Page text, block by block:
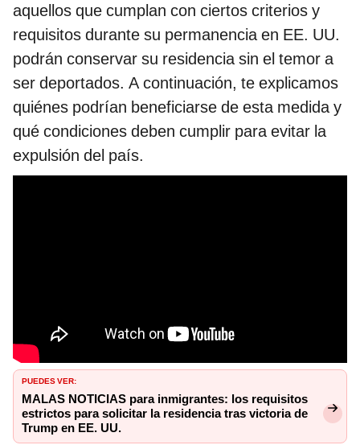
aquellos que cumplan con ciertos criterios y
requisitos durante su permanencia en EE. UU.
podrán conservar su residencia sin el temor a
ser deportados. A continuación, te explicamos
quiénes podrían beneficiarse de esta medida y
qué condiciones deben cumplir para evitar la
expulsión del país.
PUEDES VER:
MALAS NOTICIAS para inmigrantes: los requisitos
estrictos para solicitar la residencia tras victoria de
Trump en EE. UU.